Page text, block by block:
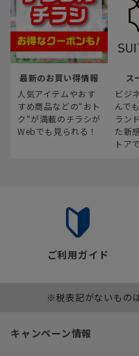
最新のお買い得情報
人気アイテムやおす
すめ商品などの“おト
ク“が満載のチラシが
Webでも見られる！
ス
ビジ
んで
ラン
た新
トア
ご利用ガイド
※税表記がないもの
キャンペーン情報